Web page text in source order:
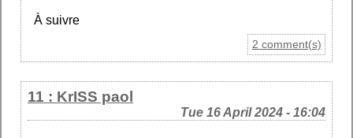
À suivre
2 comment(s)
11 : KrISS paol
Tue 16 April 2024 - 16:04